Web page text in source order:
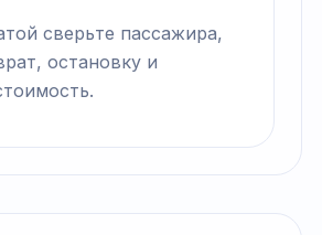
сверьте пассажира,
остановку и